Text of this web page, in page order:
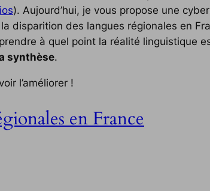
). Aujourd’hui, je vous propose une
disparition des langues régionales en
à quel point la réalité linguistique
synthèse.
l’améliorer !
en France